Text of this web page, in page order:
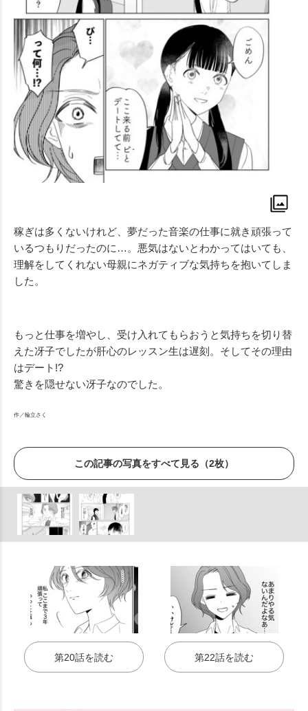
稼ぎは多くないけれど、夢だった音楽の仕事に就き頑張って
いるつもりだったのに…。悪気はないとわかってはいても、
理解をしてくれない母親にネガティブな気持ちを抱いてしま
した。
もっと仕事を増やし、受け入れてもらおうと気持ちを切り替
えた冴子でしたが肝心のレッスン生は遅刻。そしてその理由
はデート!?
驚きを隠せない冴子なのでした。
作／輪立さく
この記事の写真をすべて見る（2枚）
第20話を読む 第22話を読む